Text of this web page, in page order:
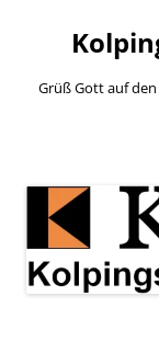
springen
Grüß Gott auf